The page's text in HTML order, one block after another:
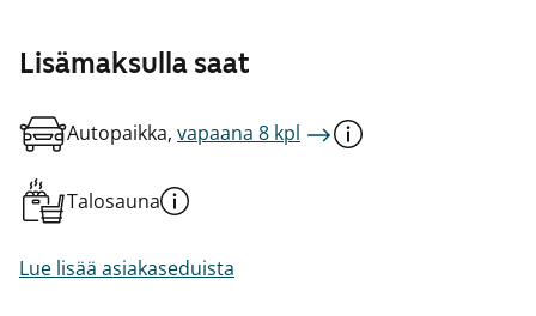
Lisämaksulla saat
Autopaikka, vapaana 8 kpl
Talosauna
Lue lisää asiakaseduista